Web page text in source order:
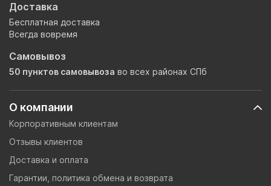
О компании
Корпоративным клиентам
Отзывы клиентов
Доставка и оплата
Гарантии, политика обмена и возврата
Доставка
Бесплатная доставка
Всегда вовремя
Самовывоз
50 пунктов самовывоза во всех районах СПб